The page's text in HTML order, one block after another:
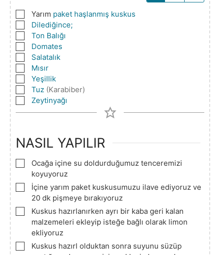
▢
Yarım paket haşlanmış kuskus
▢
Dilediğince;
▢
Ton Balığı
▢
Domates
▢
Salatalık
▢
Mısır
▢
Yeşillik
▢
Tuz (Karabiber)
▢
Zeytinyağı
NASIL YAPILIR
▢
Ocağa içine su doldurduğumuz tenceremizi
koyuyoruz
▢
İçine yarım paket kuskusumuzu ilave ediyoruz ve
20 dk pişmeye bırakıyoruz
▢
Kuskus hazırlanırken ayrı bir kaba geri kalan
malzemeleri ekleyip isteğe bağlı olarak limon
ekliyoruz
▢
Kuskus hazırl olduktan sonra suyunu süzüp